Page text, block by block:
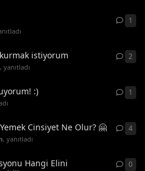
1
istiyorum
,yanıtladı
2
:) 1
Cinsiyet Ne Olur? 🤗
,yanıtladı
4
Hangi Elini
0